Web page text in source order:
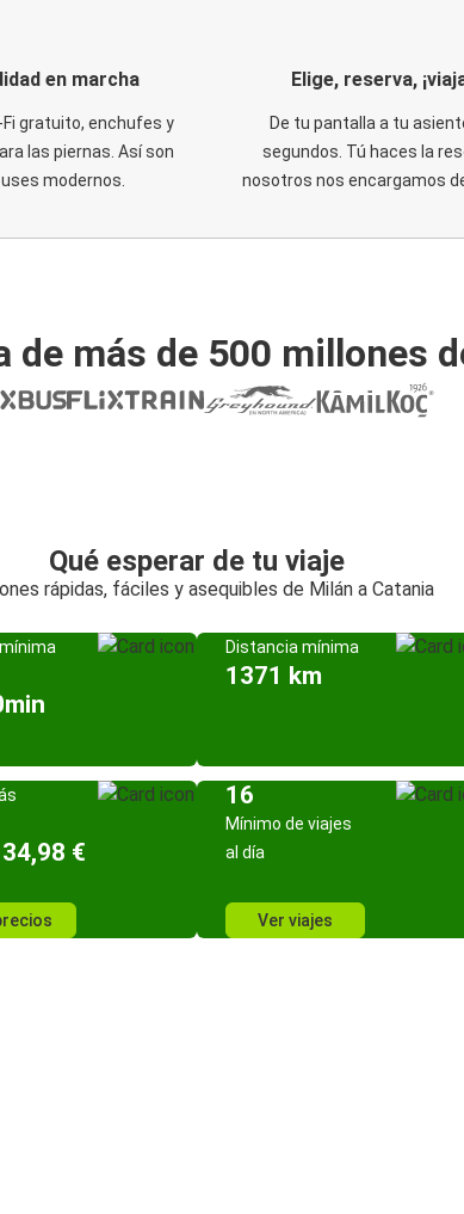
en marcha
Fi gratuito, enchufes y
las piernas. Así son
modernos.
Elige, reserva,
De tu pantalla a tu
segundos. Tú haces la
nosotros nos encargamos
de más de 500 millones
Qué esperar de tu viaje
rápidas, fáciles y asequibles de Milán a Catania
Distancia mínima
1371 km
€
16
Mínimo de viajes
al día
Ver viajes